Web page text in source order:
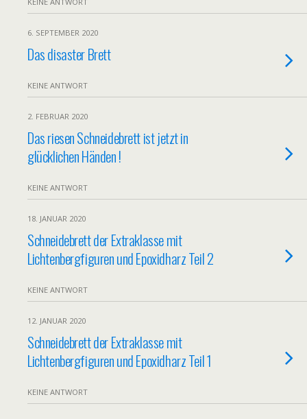
6. SEPTEMBER 2020
Das disaster Brett
KEINE ANTWORT
2. FEBRUAR 2020
Das riesen Schneidebrett ist jetzt in
glücklichen Händen !
KEINE ANTWORT
18. JANUAR 2020
Schneidebrett der Extraklasse mit
Lichtenbergfiguren und Epoxidharz Teil 2
KEINE ANTWORT
12. JANUAR 2020
Schneidebrett der Extraklasse mit
Lichtenbergfiguren und Epoxidharz Teil 1
KEINE ANTWORT